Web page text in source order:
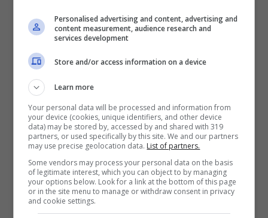
Monte Soratte. Questo complesso ipogeo è
un colosso del genio militare, con ben 4,5
chilometri di gallerie scavate nel cuore
della roccia, di cui 2,5 chilometri sono oggi
visitabili.
L’esperienza inizia in modo suggestivo a
bordo di un piccolo trenino elettrico. Il
sferragliare sui binari accompagna il
visitatore tra storie inedite e segreti
Personalised advertising and content, advertising and
content measurement, audience research and
services development
Store and/or access information on a device
Learn more
Your personal data will be processed and information from
your device (cookies, unique identifiers, and other device
data) may be stored by, accessed by and shared with 319
partners, or used specifically by this site. We and our partners
may use precise geolocation data. List of partners.
Some vendors may process your personal data on the basis
of legitimate interest, which you can object to by managing
your options below. Look for a link at the bottom of this page
or in the site menu to manage or withdraw consent in privacy
and cookie settings.